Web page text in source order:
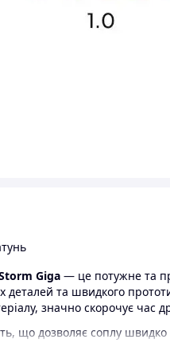
Giga — це потужне та
деталей та швидкого
значно скорочує час
що дозволяє соплу